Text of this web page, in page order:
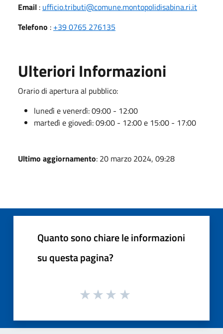
Email : ufficio.tributi@comune.montopolidisabina.ri.it
Telefono : +39 0765 276135
Ulteriori Informazioni
Orario di apertura al pubblico:
lunedì e venerdì: 09:00 - 12:00
martedì e giovedì: 09:00 - 12:00 e 15:00 - 17:00
Ultimo aggiornamento: 20 marzo 2024, 09:28
Quanto sono chiare le informazioni
su questa pagina?